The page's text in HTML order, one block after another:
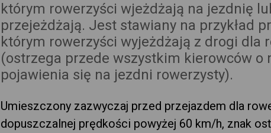
którym rowerzyści wjeżdżają na jezdnię
przejeżdżają. Jest stawiany na przykład
którym rowerzyści wyjeżdżają z drogi dla
(ostrzega przede wszystkim kierowców o
pojawienia się na jezdni rowerzysty).
Umieszczony zazwyczaj przed przejazdem dla
dopuszczalnej prędkości powyżej 60 km/h, znak